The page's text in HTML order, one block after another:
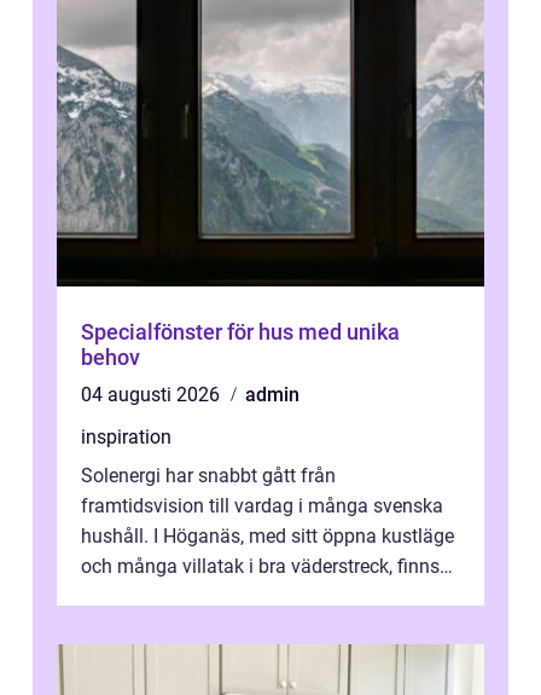
Specialfönster för hus med unika
behov
04 augusti 2026
admin
inspiration
Solenergi har snabbt gått från
framtidsvision till vardag i många svenska
hushåll. I Höganäs, med sitt öppna kustläge
och många villatak i bra väderstreck, finns